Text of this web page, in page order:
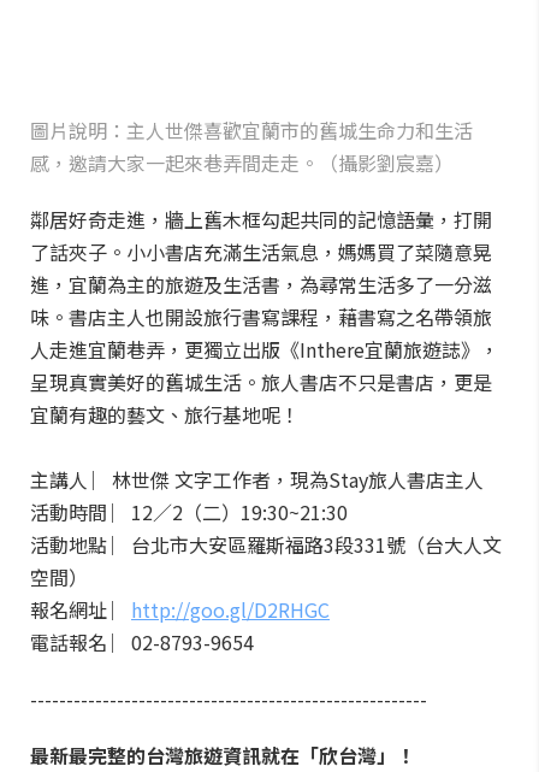
圖片說明：主人世傑喜歡宜蘭市的舊城生命力和生活
感，邀請大家一起來巷弄間走走。（攝影劉宸嘉）
鄰居好奇走進，牆上舊木框勾起共同的記憶語彙，打開
了話夾子。小小書店充滿生活氣息，媽媽買了菜隨意晃
進，宜蘭為主的旅遊及生活書，為尋常生活多了一分滋
味。書店主人也開設旅行書寫課程，藉書寫之名帶領旅
人走進宜蘭巷弄，更獨立出版《Inthere宜蘭旅遊誌》，
呈現真實美好的舊城生活。旅人書店不只是書店，更是
宜蘭有趣的藝文、旅行基地呢！
主講人 ︳林世傑 文字工作者，現為Stay旅人書店主人
活動時間 ︳12／2（二）19:30~21:30
活動地點 ︳台北市大安區羅斯福路3段331號（台大人文
空間）
報名網址 ︳ http://goo.gl/D2RHGC
電話報名 ︳02-8793-9654
-------------------------------------------------------
最新最完整的台灣旅遊資訊就在「欣台灣」！